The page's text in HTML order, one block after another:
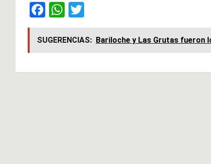
F
a
ce
b
o
W
h
at
s
A
wi
tt
er
SUGERENCIAS: Bariloche y Las Grutas fueron